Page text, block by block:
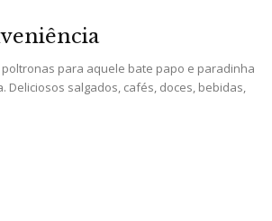
para aquele bate papo e paradinha
Deliciosos salgados, cafés, doces, bebidas,